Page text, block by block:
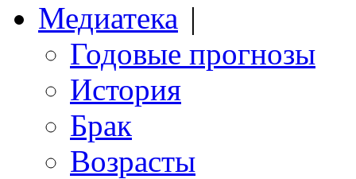
Медиатека |
Годовые прогнозы
История
Брак
Возрасты